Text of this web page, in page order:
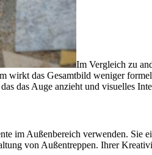
Im Vergleich zu
das Gesamtbild weniger
das Auge anzieht und visuelles
im Außenbereich verwenden. Sie
von Außentreppen. Ihrer